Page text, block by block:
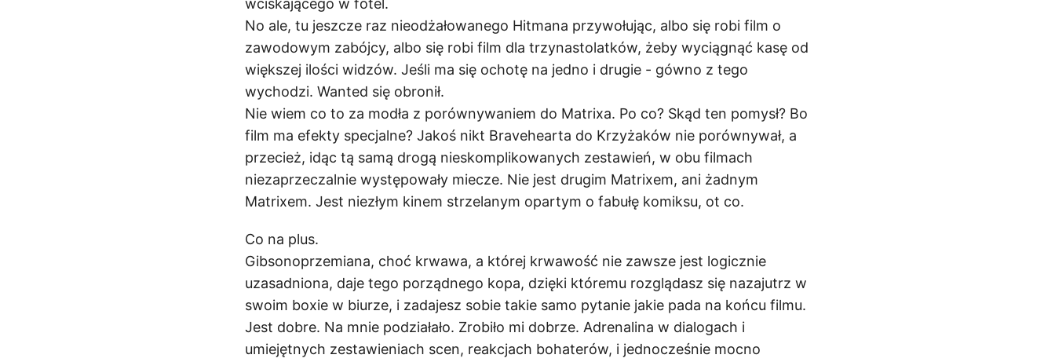
wciskającego w fotel.
No ale, tu jeszcze raz nieodżałowanego Hitmana przywołując, albo się robi film o
zawodowym zabójcy, albo się robi film dla trzynastolatków, żeby wyciągnąć kasę od
większej ilości widzów. Jeśli ma się ochotę na jedno i drugie - gówno z tego
wychodzi. Wanted się obronił.
Nie wiem co to za modła z porównywaniem do Matrixa. Po co? Skąd ten pomysł? Bo
film ma efekty specjalne? Jakoś nikt Bravehearta do Krzyżaków nie porównywał, a
przecież, idąc tą samą drogą nieskomplikowanych zestawień, w obu filmach
niezaprzeczalnie występowały miecze. Nie jest drugim Matrixem, ani żadnym
Matrixem. Jest niezłym kinem strzelanym opartym o fabułę komiksu, ot co.
Co na plus.
Gibsonoprzemiana, choć krwawa, a której krwawość nie zawsze jest logicznie
uzasadniona, daje tego porządnego kopa, dzięki któremu rozglądasz się nazajutrz w
swoim boxie w biurze, i zadajesz sobie takie samo pytanie jakie pada na końcu filmu.
Jest dobre. Na mnie podziałało. Zrobiło mi dobrze. Adrenalina w dialogach i
umiejętnych zestawieniach scen, reakcjach bohaterów, i jednocześnie mocno